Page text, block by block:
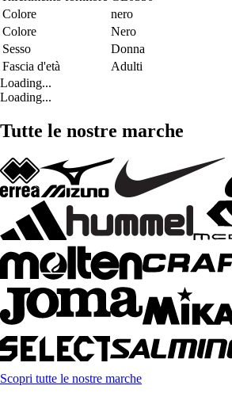
Colore
nero
Colore
Nero
Sesso
Donna
Fascia d'età
Adulti
Loading...
Loading...
Tutte le nostre marche
Scopri tutte le nostre marche